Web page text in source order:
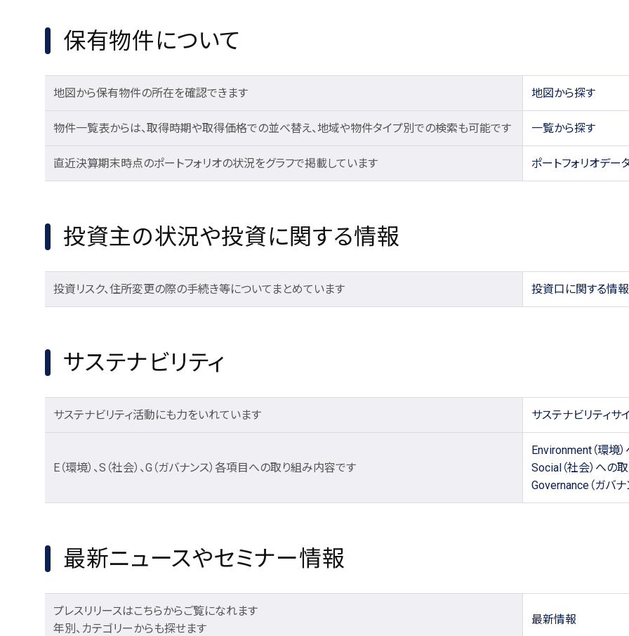
保有物件について
地図から保有物件の所在を確認できます 地図から探す
物件一覧表からは、取得時期や取得価格での並べ替え、地域や物件タイプ別での検索も可能です 一覧から探す
直近決算期末時点のポートフォリオの状況をグラフで掲載しています ポートフォリオデー
投資主の状況や投資に関する情報
投資リスク、住所変更の際の手続き等についてまとめています 投資口に関する情報
サステナビリティ
サステナビリティ活動にも力をいれています サステナビリティサ
E（環境）、S（社会）、G（ガバナンス）各項目への取り組み内容です
Environment（環境
Social（社会）への
Governance（ガバ
最新ニュースやセミナー情報
プレスリリースはこちらからご覧になれます
年別、カテゴリーからも探せます
最新情報